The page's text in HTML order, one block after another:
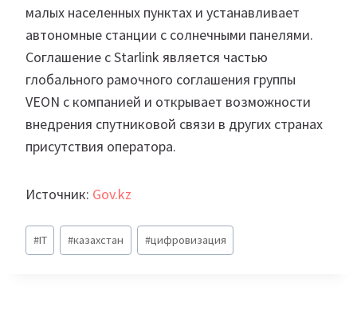
малых населенных пунктах и устанавливает
автономные станции с солнечными панелями.
Соглашение с Starlink является частью
глобального рамочного соглашения группы
VEON с компанией и открывает возможности
внедрения спутниковой связи в других странах
присутствия оператора.
Источник: Gov.kz
Метки
записи:
#IT #казахстан #цифровизация